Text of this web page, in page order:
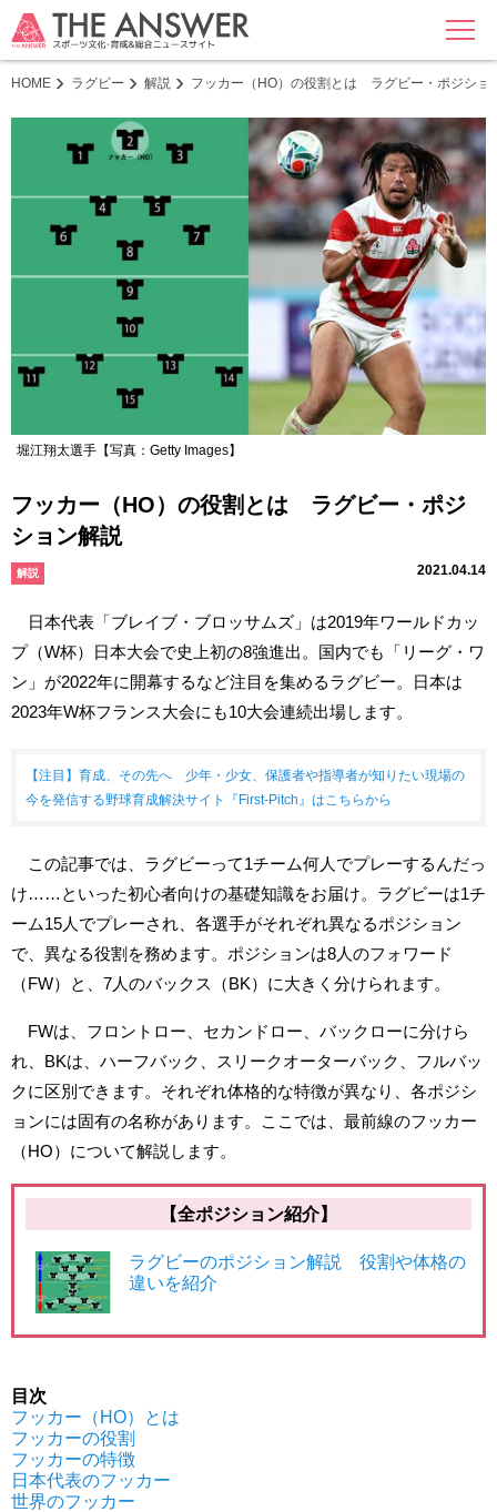
MENU
HOME ラグビー 解説 フッカー（HO）の役割とは ラグビー・ポジショ
堀江翔太選手【写真：Getty Images】
フッカー（HO）の役割とは ラグビー・ポジ
ション解説
解説 2021.04.14
日本代表「ブレイブ・ブロッサムズ」は2019年ワールドカッ
プ（W杯）日本大会で史上初の8強進出。国内でも「リーグ・ワ
ン」が2022年に開幕するなど注目を集めるラグビー。日本は
2023年W杯フランス大会にも10大会連続出場します。
【注目】育成、その先へ 少年・少女、保護者や指導者が知りたい現場の
今を発信する野球育成解決サイト『First-Pitch』はこちらから
この記事では、ラグビーって1チーム何人でプレーするんだっ
け……といった初心者向けの基礎知識をお届け。ラグビーは1チ
ーム15人でプレーされ、各選手がそれぞれ異なるポジション
で、異なる役割を務めます。ポジションは8人のフォワード
（FW）と、7人のバックス（BK）に大きく分けられます。
FWは、フロントロー、セカンドロー、バックローに分けら
れ、BKは、ハーフバック、スリークオーターバック、フルバッ
クに区別できます。それぞれ体格的な特徴が異なり、各ポジシ
ョンには固有の名称があります。ここでは、最前線のフッカー
（HO）について解説します。
【全ポジション紹介】
ラグビーのポジション解説 役割や体格の
違いを紹介
目次
フッカー（HO）とは
フッカーの役割
フッカーの特徴
日本代表のフッカー
世界のフッカー